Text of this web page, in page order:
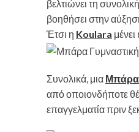
βελτιώνει τη
βοηθήσει στην
Έτσι η Koulara
Συνολικά, μια Μπάρα
από οποιονδήποτε
επαγγελματία πριν